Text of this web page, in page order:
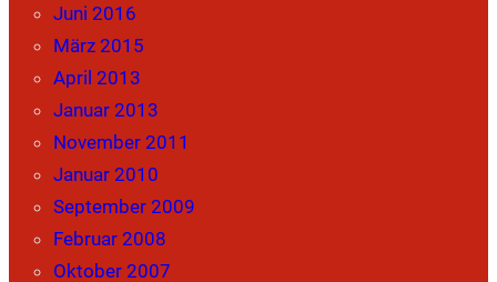
Juni 2016
März 2015
April 2013
Januar 2013
November 2011
Januar 2010
September 2009
Februar 2008
Oktober 2007